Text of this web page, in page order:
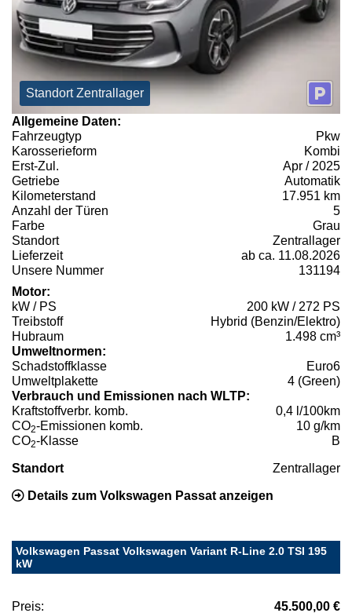
Standort Zentrallager
Allgemeine Daten:
Fahrzeugtyp
Pkw
Karosserieform
Kombi
Erst-Zul.
Apr / 2025
Getriebe
Automatik
Kilometerstand
17.951 km
Anzahl der Türen
5
Farbe
Grau
Standort
Zentrallager
Lieferzeit
ab ca. 11.08.2026
Unsere Nummer
131194
Motor:
kW / PS
200 kW / 272 PS
Treibstoff
Hybrid (Benzin/Elektro)
Hubraum
1.498 cm³
Umweltnormen:
Schadstoffklasse
Euro6
Umweltplakette
4 (Green)
Verbrauch und Emissionen nach WLTP:
Kraftstoffverbr. komb.
0,4 l/100km
CO2-Emissionen komb.
10 g/km
CO2-Klasse B
Standort Zentrallager
Details zum Volkswagen Passat anzeigen
Volkswagen Passat Volkswagen Variant R-Line 2.0 TSI 195
kW
Preis:
45.500,00 €